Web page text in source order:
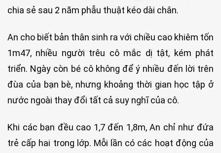
chia sẻ sau 2 năm phẫu thuật kéo dài chân.
An cho biết bản thân sinh ra với chiều cao khiêm tốn
1m47, nhiều người trêu cô mắc dị tật, kém phát
triển. Ngày còn bé cô không để ý nhiều đến lời trên
đùa của bạn bè, nhưng khoảng thời gian học tập ở
nước ngoài thay đổi tất cả suy nghĩ của cô.
Khi các bạn đều cao 1,7 đến 1,8m, An chỉ như đứa
trẻ cấp hai trong lớp. Mỗi lần có các hoạt động của